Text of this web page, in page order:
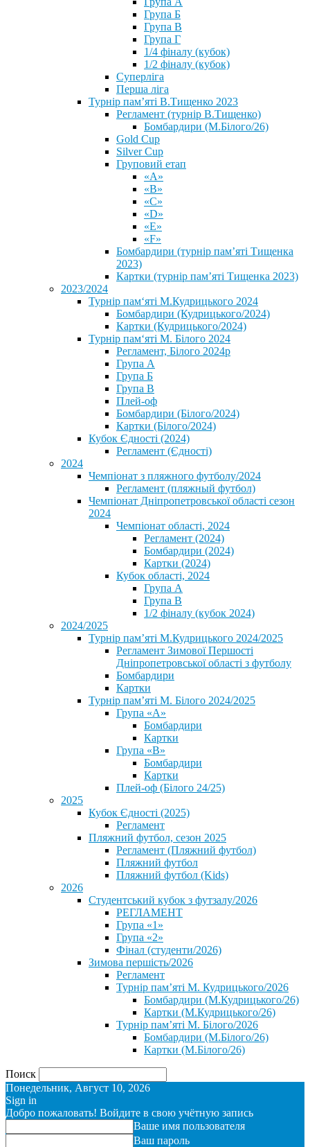
Група Б
Група В
Група Г
1/4 фіналу (кубок)
1/2 фіналу (кубок)
Суперліга
Перша ліга
Турнір пам’яті В.Тищенко 2023
Регламент (турнір В.Тищенко)
Бомбардири (М.Білого/26)
Gold Cup
Silver Cup
Груповий етап
«А»
«В»
«С»
«D»
«Е»
«F»
Бомбардири (турнір пам’яті Тищенка
2023)
Картки (турнір пам’яті Тищенка 2023)
2023/2024
⁨Турнір пам‘яті М.Кудрицького 2024
Бомбардири (Кудрицького/2024)
Картки (Кудрицького/2024)
⁨Турнір пам‘яті М. Білого 2024⁩
Регламент, Білого 2024р
Група А
Група Б
Група В
Плей-оф
Бомбардири (Білого/2024)
Картки (Білого/2024)
Кубок Єдності (2024)
Регламент (Єдності)
2024
Чемпіонат з пляжного футболу/2024
Регламент (пляжный футбол)
Чемпіонат Дніпропетровської області сезон
2024
Чемпіонат області, 2024
Регламент (2024)
Бомбардири (2024)
Картки (2024)
Кубок області, 2024
Група А
Група В
1/2 фіналу (кубок 2024)
2024/2025
Турнір пам’яті М.Кудрицького 2024/2025
Регламент Зимової Першості
Дніпропетровської області з футболу
Бомбардири
Картки
Турнір пам’яті М. Білого 2024/2025
Група «А»
Бомбардири
Картки
Група «В»
Бомбардири
Картки
Плей-оф (Білого 24/25)
2025
Кубок Єдності (2025)
Регламент
Пляжний футбол, сезон 2025
Регламент (Пляжний футбол)
Пляжний футбол
Пляжний футбол (Kids)
2026
Студентський кубок з футзалу/2026
РЕГЛАМЕНТ
Група «1»
Група «2»
Фінал (студенти/2026)
⁨Зимова першість/2026⁩
Регламент
Турнір пам’яті М. Кудрицького/2026
Бомбардири (М.Кудрицького/26)
Картки (М.Кудрицького/26)
Турнір пам’яті М. Білого/2026
Бомбардири (М.Білого/26)
Картки (М.Білого/26)
Поиск
Понедельник, Август 10, 2026
Sign in
Добро пожаловать! Войдите в свою учётную запись
Ваше имя пользователя
Ваш пароль